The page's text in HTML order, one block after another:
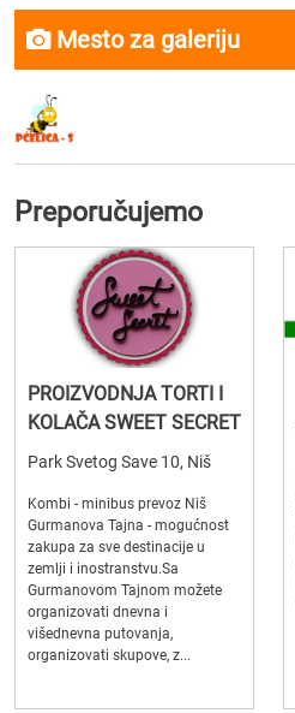
Mesto za galeriju
Preporučujemo
PROIZVODNJA TORTI I
KOLAČA SWEET SECRET
Park Svetog Save 10, Niš
Kombi - minibus prevoz Niš
Gurmanova Tajna - mogućnost
zakupa za sve destinacije u
zemlji i inostranstvu.Sa
Gurmanovom Tajnom možete
organizovati dnevna i
višednevna putovanja,
organizovati skupove, z...